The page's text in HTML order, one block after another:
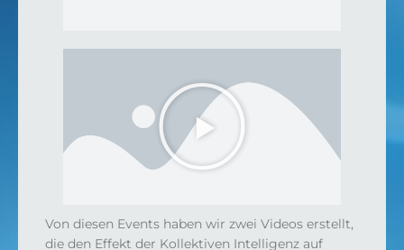
s
Von diesen Events haben wir zwei Videos erstellt,
die den Effekt der Kollektiven Intelligenz auf